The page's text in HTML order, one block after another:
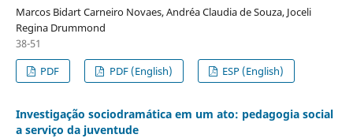
Marcos Bidart Carneiro Novaes, Andréa Claudia de Souza, Joceli
Regina Drummond
38-51
PDF
PDF (English) ESP (English)
Investigação sociodramática em um ato: pedagogia social
a serviço da juventude